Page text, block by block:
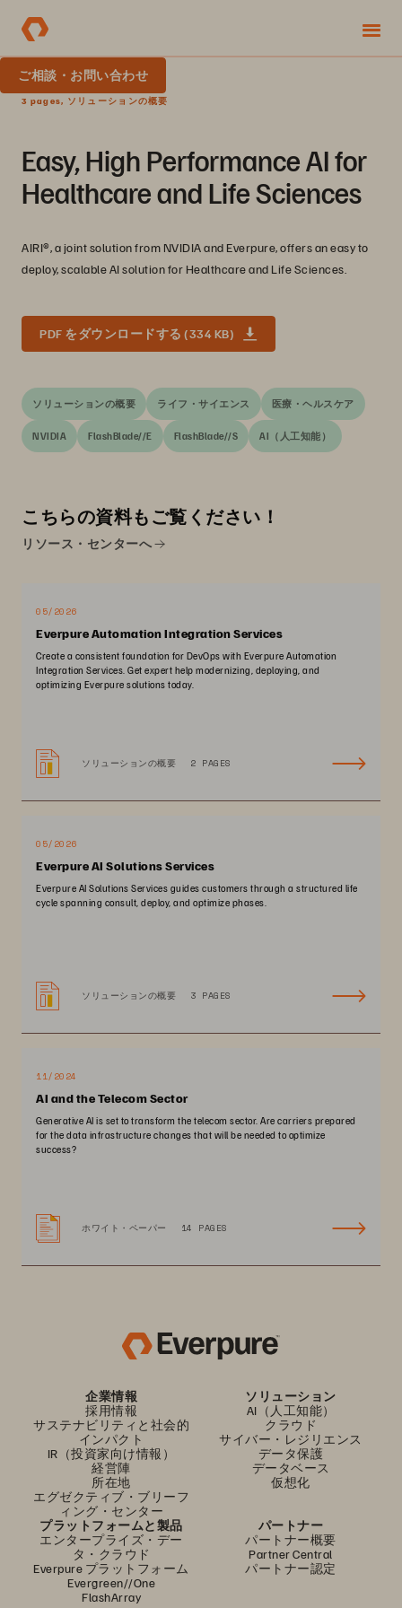
ご相談・お問い合わせ
3 pages, ソリューションの概要
Easy, High Performance AI for
Healthcare and Life Sciences
AIRI®, a joint solution from NVIDIA and Everpure, offers an easy to
deploy, scalable AI solution for Healthcare and Life Sciences.
PDF をダウンロードする (334 KB)
ソリューションの概要 ライフ・サイエンス 医療・ヘルスケア
NVIDIA FlashBlade//E FlashBlade//S AI（人工知能）
こちらの資料もご覧ください！
リソース・センターへ
05/2026
Everpure Automation Integration Services
Create a consistent foundation for DevOps with Everpure Automation
Integration Services. Get expert help modernizing, deploying, and
optimizing Everpure solutions today.
ソリューションの概要 2 PAGES
05/2026
Everpure AI Solutions Services
Everpure AI Solutions Services guides customers through a structured life
cycle spanning consult, deploy, and optimize phases.
ソリューションの概要 3 PAGES
11/2024
AI and the Telecom Sector
Generative AI is set to transform the telecom sector. Are carriers prepared
for the data infrastructure changes that will be needed to optimize
success?
ホワイト・ペーパー 14 PAGES
企業情報
採用情報
サステナビリティと社会的
インパクト
IR（投資家向け情報）
経営陣
所在地
エグゼクティブ・ブリーフ
ィング・センター
ソリューション
AI（人工知能）
クラウド
サイバー・レジリエンス
データ保護
データベース
仮想化
プラットフォームと製品
エンタープライズ・デー
タ・クラウド
Everpure プラットフォーム
Evergreen//One
FlashArray
パートナー
パートナー概要
Partner Central
パートナー認定